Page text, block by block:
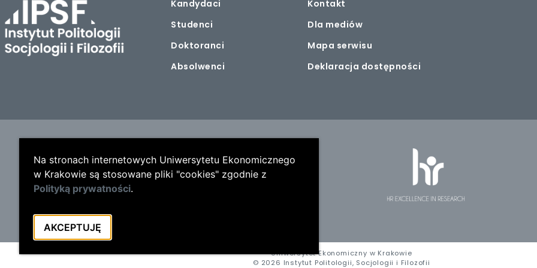
Kandydaci
Studenci
Doktoranci
Absolwenci
Kontakt
Dla mediów
Mapa serwisu
Deklaracja dostępności
Uniwersytet Ekonomiczny w Krakowie
© 2026 Instytut Politologii, Socjologii i Filozofii
Na stronach internetowych Uniwersytetu Ekonomicznego
w Krakowie są stosowane pliki "cookies" zgodnie z
Polityką prywatności.
AKCEPTUJĘ